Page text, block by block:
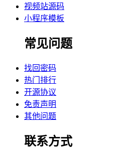
视频站源码
小程序模板
常见问题
找回密码
热门排行
开源协议
免责声明
其他问题
联系方式